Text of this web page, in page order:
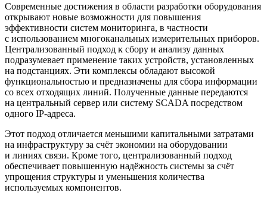
Современные достижения в области разработки оборудования
открывают новые возможности для повышения
эффективности систем мониторинга, в частности
с использованием многоканальных измерительных приборов.
Централизованный подход к сбору и анализу данных
подразумевает применение таких устройств, установленных
на подстанциях. Эти комплексы обладают высокой
функциональностью и предназначены для сбора информации
со всех отходящих линий. Полученные данные передаются
на центральный сервер или систему SCADA посредством
одного IP-адреса.
Этот подход отличается меньшими капитальными затратами
на инфраструктуру за счёт экономии на оборудовании
и линиях связи. Кроме того, централизованный подход
обеспечивает повышенную надёжность системы за счёт
упрощения структуры и уменьшения количества
используемых компонентов.